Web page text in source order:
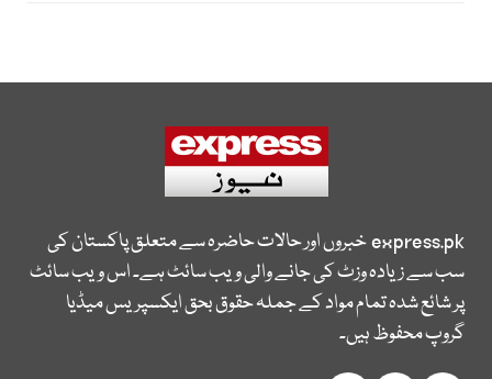
express.pkخبروں اور حالات حاضرہ سے متعلق پاکستان کی
سب سے زیادہ وزٹ کی جانے والی ویب سائٹ ہے۔ اس ویب سائٹ
پر شائع شدہ تمام مواد کے جملہ حقوق بحق ایکسپریس میڈیا
گروپ محفوظ ہیں۔